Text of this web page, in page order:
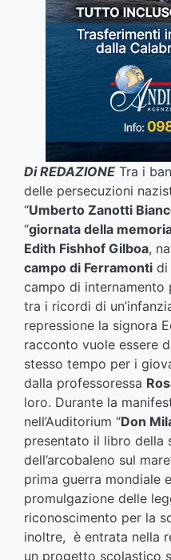
Di REDAZIONE Tra i
delle persecuzioni
“Umberto Zanotti
“giornata della
Edith Fishhof Gilboa,
campo di Ferramonti di
campo di internamento
tra i ricordi di
repressione la signora
racconto vuole essere
stesso tempo per i
dalla professoressa
loro. Durante la
nell’Auditorium “Don
presentato il libro della
dell’arcobaleno sul
prima guerra mondiale
promulgazione delle
riconoscimento per la
inoltre, è entrata nella
un progetto scolastico